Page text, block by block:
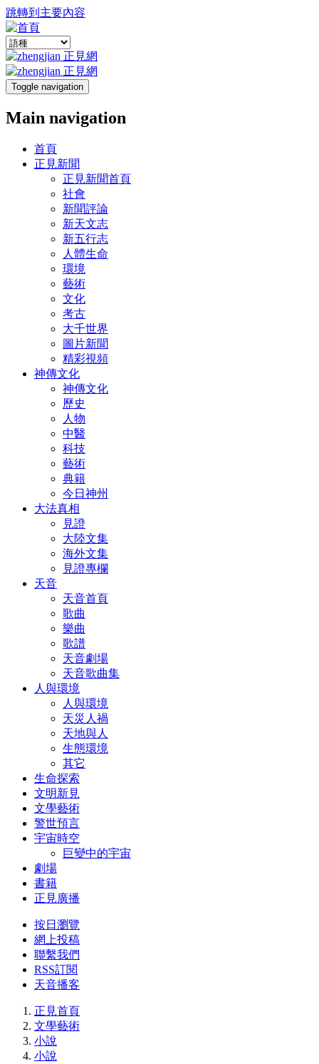
跳轉到主要內容
Toggle navigation
Main navigation
首頁
正見新聞
正見新聞首頁
社會
新聞評論
新天文志
新五行志
人體生命
環境
藝術
文化
考古
大千世界
圖片新聞
精彩視頻
神傳文化
神傳文化
歷史
人物
中醫
科技
藝術
典籍
今日神州
大法真相
見證
大陸文集
海外文集
見證專欄
天音
天音首頁
歌曲
樂曲
歌譜
天音劇場
天音歌曲集
人與環境
人與環境
天災人禍
天地與人
生態環境
其它
生命探索
文明新見
文學藝術
警世預言
宇宙時空
巨變中的宇宙
劇場
書籍
正見廣播
按日瀏覽
網上投稿
聯繫我們
RSS訂閱
天音播客
正見首頁
文學藝術
小說
小說